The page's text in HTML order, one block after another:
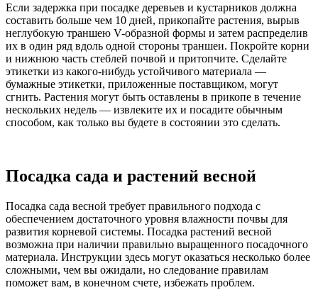
Если задержка при посадке деревьев и кустарников должна
составить больше чем 10 дней, прикопайте растения, вырыв
неглубокую траншею V-образной формы и затем распределив
их в один ряд вдоль одной стороны траншеи. Покройте корни
и нижнюю часть стеблей почвой и притопчите. Сделайте
этикетки из какого-нибудь устойчивого материала —
бумажные этикетки, приложенные поставщиком, могут
сгнить. Растения могут быть оставлены в прикопе в течение
нескольких недель — извлеките их и посадите обычным
способом, как только вы будете в состоянии это сделать.
Посадка сада и растений весной
Посадка сада весной требует правильного подхода с
обеспечением достаточного уровня влажности почвы для
развития корневой системы. Посадка растений весной
возможна при наличии правильно выращенного посадочного
материала. Инструкции здесь могут оказаться несколько более
сложными, чем вы ожидали, но следование правилам
поможет вам, в конечном счете, избежать проблем.